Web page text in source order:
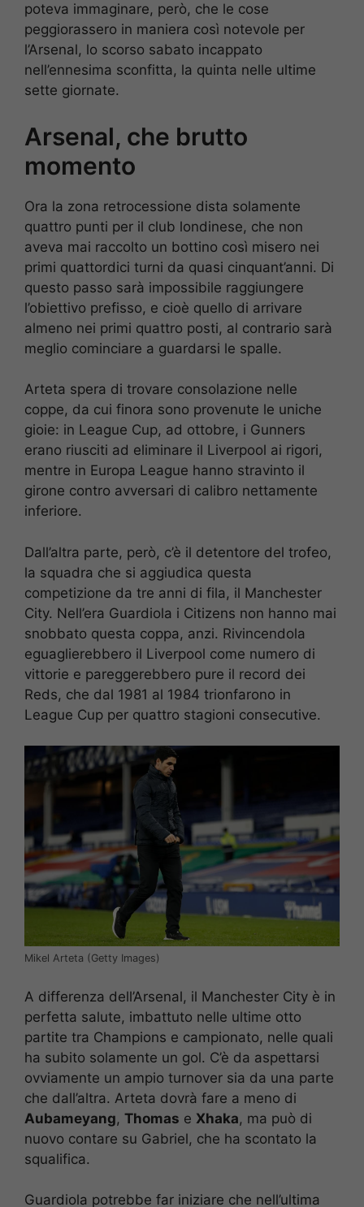
poteva immaginare, però, che le cose
peggiorassero in maniera così notevole per
l’Arsenal, lo scorso sabato incappato
nell’ennesima sconfitta, la quinta nelle ultime
sette giornate.
Arsenal, che brutto
momento
Ora la zona retrocessione dista solamente
quattro punti per il club londinese, che non
aveva mai raccolto un bottino così misero nei
primi quattordici turni da quasi cinquant’anni. Di
questo passo sarà impossibile raggiungere
l’obiettivo prefisso, e cioè quello di arrivare
almeno nei primi quattro posti, al contrario sarà
meglio cominciare a guardarsi le spalle.
Arteta spera di trovare consolazione nelle
coppe, da cui finora sono provenute le uniche
gioie: in League Cup, ad ottobre, i Gunners
erano riusciti ad eliminare il Liverpool ai rigori,
mentre in Europa League hanno stravinto il
girone contro avversari di calibro nettamente
inferiore.
Dall’altra parte, però, c’è il detentore del trofeo,
la squadra che si aggiudica questa
competizione da tre anni di fila, il Manchester
City. Nell’era Guardiola i Citizens non hanno mai
snobbato questa coppa, anzi. Rivincendola
eguaglierebbero il Liverpool come numero di
vittorie e pareggerebbero pure il record dei
Reds, che dal 1981 al 1984 trionfarono in
League Cup per quattro stagioni consecutive.
Mikel Arteta (Getty Images)
A differenza dell’Arsenal, il Manchester City è in
perfetta salute, imbattuto nelle ultime otto
partite tra Champions e campionato, nelle quali
ha subito solamente un gol. C’è da aspettarsi
ovviamente un ampio turnover sia da una parte
che dall’altra. Arteta dovrà fare a meno di
Aubameyang, Thomas e Xhaka, ma può di
nuovo contare su Gabriel, che ha scontato la
squalifica.
Guardiola potrebbe far iniziare che nell’ultima